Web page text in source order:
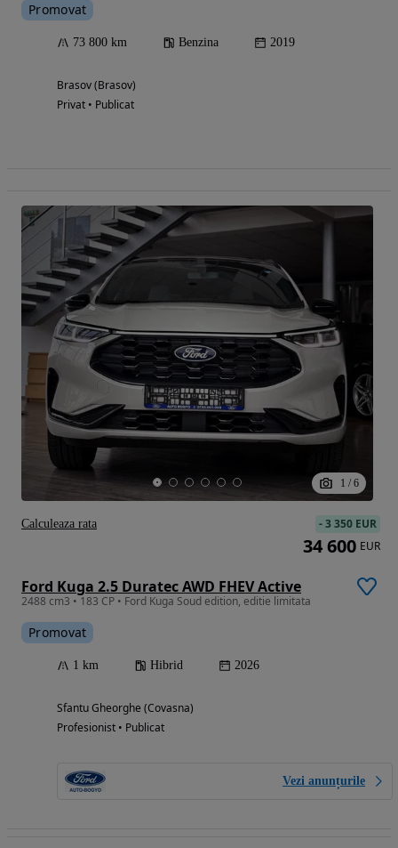
Promovat
73 800 km Benzina 2019
Brasov (Brasov)
Privat • Publicat
1 / 6
Ford Kuga 2.5 Duratec AWD FHEV Active
2488 cm3 • 183 CP • Ford Kuga Soud edition, editie limitata
Promovat
1 km Hibrid 2026
Sfantu Gheorghe (Covasna)
Profesionist • Publicat
Vezi anunțurile
-3 350 EUR
34 600 EUR
Calculeaza rata